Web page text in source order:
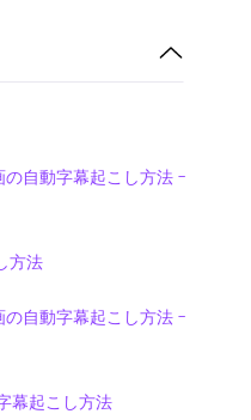
自動字幕起こし方法 -
方法
自動字幕起こし方法 -
幕起こし方法